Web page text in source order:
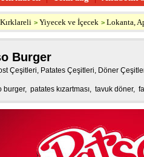
Kırklareli > Yiyecek ve İçecek > Lokanta,
Burger
Çeşitleri, Patates Çeşitleri, Döner
burger, patates kızartması, tavuk döner,